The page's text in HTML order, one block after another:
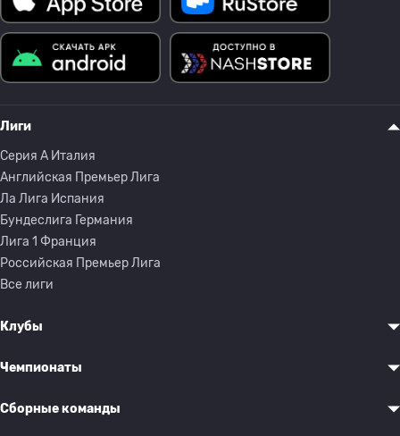
Лиги
Серия A Италия
Английская Премьер Лига
Ла Лига Испания
Бундеслига Германия
Лига 1 Франция
Российская Премьер Лига
Все лиги
Клубы
Чемпионаты
Сборные команды